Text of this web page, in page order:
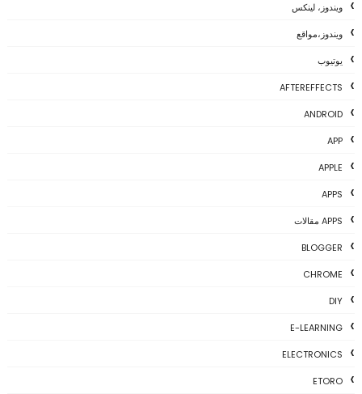
ويندوز، لينكس
ويندوز،مواقع
يوتيوب
AFTEREFFECTS
ANDROID
APP
APPLE
APPS
APPS مقالات
BLOGGER
CHROME
DIY
E-LEARNING
ELECTRONICS
ETORO